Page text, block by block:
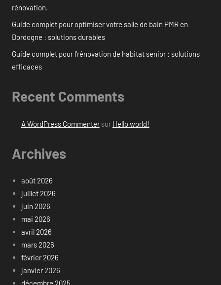
rénovation.
Guide complet pour optimiser votre salle de bain PMR en
Dordogne : solutions durables
Guide complet pour l’rénovation de habitat senior : solutions
efficaces
Recent Comments
A WordPress Commentersur Hello world!
Archives
août 2026
juillet 2026
juin 2026
mai 2026
avril 2026
mars 2026
février 2026
janvier 2026
décembre 2025